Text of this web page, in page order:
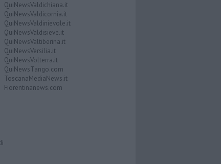
QuiNewsValdichiana.it
QuiNewsValdicornia.it
QuiNewsValdinievole.it
QuiNewsValdisieve.it
QuiNewsValtiberina.it
QuiNewsVersilia.it
QuiNewsVolterra.it
QuiNewsTango.com
ToscanaMediaNews.it
Fiorentinanews.com